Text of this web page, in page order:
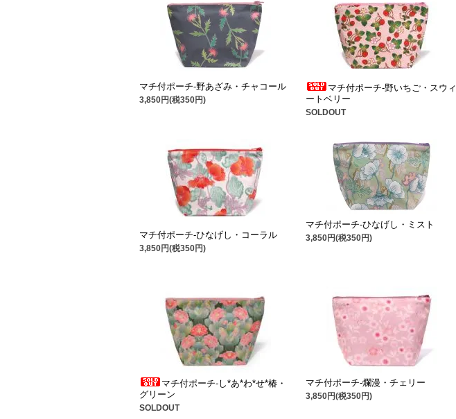
マチ付ポーチ-野あざみ・チャコール
3,850円(税350円)
マチ付ポーチ-野いちご・スウィ
ートベリー
SOLDOUT
マチ付ポーチ-ひなげし・コーラル
3,850円(税350円)
マチ付ポーチ-ひなげし・ミスト
3,850円(税350円)
マチ付ポーチ-し*あ*わ*せ*椿・
グリーン
SOLDOUT
マチ付ポーチ-爛漫・チェリー
3,850円(税350円)